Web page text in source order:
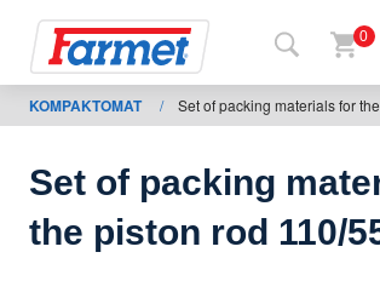
shop
0
KOMPAKTOMAT / Set of packing materials for
Set of packing
the piston rod 110/